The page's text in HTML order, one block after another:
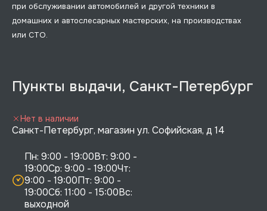
при обслуживании автомобилей и другой техники в
домашних и автослесарных мастерских, на производствах
или СТО.
Пункты выдачи, Санкт-Петербург
Санкт-Петербург, магазин ул. Софийская, д 14
Пн: 9:00 - 19:00Вт: 9:00 -
19:00Ср: 9:00 - 19:00Чт:
9:00 - 19:00Пт: 9:00 -
19:00Сб: 11:00 - 15:00Вс:
выходной
Нет в наличии